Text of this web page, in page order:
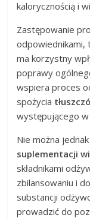
kalorycznością i
Zastępowanie
odpowiednikami,
ma korzystny
poprawy
wspiera proces
spożycia
występującego w
Nie można
suplementacji
składnikami
zbilansowaniu i
substancji
prowadzić do